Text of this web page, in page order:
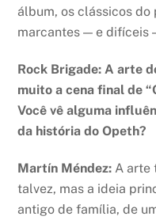
álbum, os clássicos do
marcantes — e difíceis
Rock Brigade: A arte
muito a cena final de
Você vê alguma
da história do Opeth?
Martín Méndez:A arte
talvez, mas a ideia
antigo de família, de